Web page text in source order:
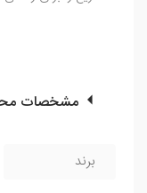
مشخصات
برند